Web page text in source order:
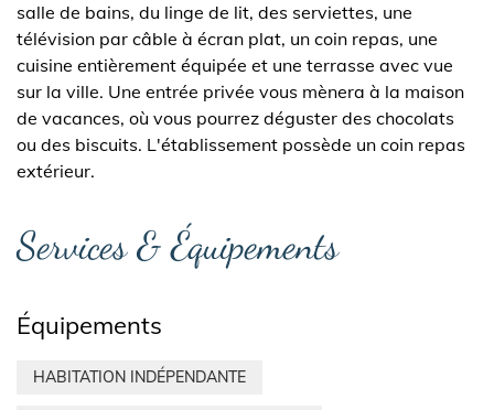
salle de bains, du linge de lit, des serviettes, une
télévision par câble à écran plat, un coin repas, une
cuisine entièrement équipée et une terrasse avec vue
sur la ville. Une entrée privée vous mènera à la maison
de vacances, où vous pourrez déguster des chocolats
ou des biscuits. L'établissement possède un coin repas
extérieur.
Services & Équipements
Équipements
HABITATION INDÉPENDANTE